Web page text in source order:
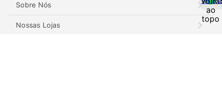
Sobre Nós
Nossas Lojas